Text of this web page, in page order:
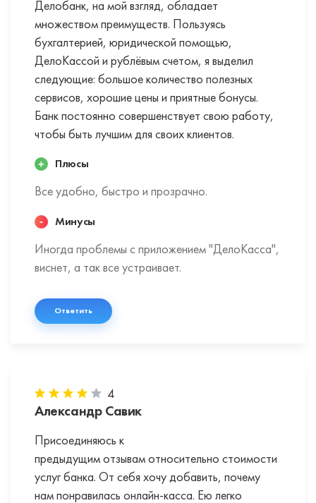
Делобанк, на мой взгляд, обладает
множеством преимуществ. Пользуясь
бухгалтерией, юридической помощью,
ДелоКассой и рублёвым счетом, я выделил
следующие: большое количество полезных
сервисов, хорошие цены и приятные бонусы.
Банк постоянно совершенствует свою работу,
чтобы быть лучшим для своих клиентов.
Плюсы
Все удобно, быстро и прозрачно.
Минусы
Иногда проблемы с приложением "ДелоКасса",
виснет, а так все устраивает.
Ответить
4
Александр Савик
Присоединяюсь к
предыдущим отзывам относительно стоимости
услуг банка. От себя хочу добавить, почему
нам понравилась онлайн-касса. Ею легко